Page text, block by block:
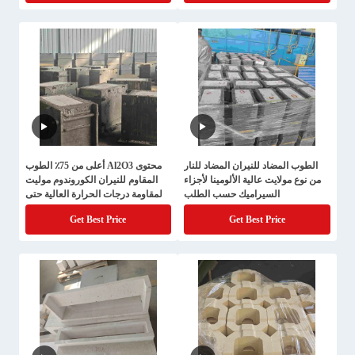
الطوب المضاد للنيران المضاد للنار
من نوع مولايت عالية الألومينا لأجزاء
السيراميك حسب الطلب
Get Best Price
محتوى Al2O3 أعلى من 75٪ الطوب
المقاوم للنيران الكوروندوم موليت
لمقاومة درجات الحرارة العالية حتى
Get Best Price